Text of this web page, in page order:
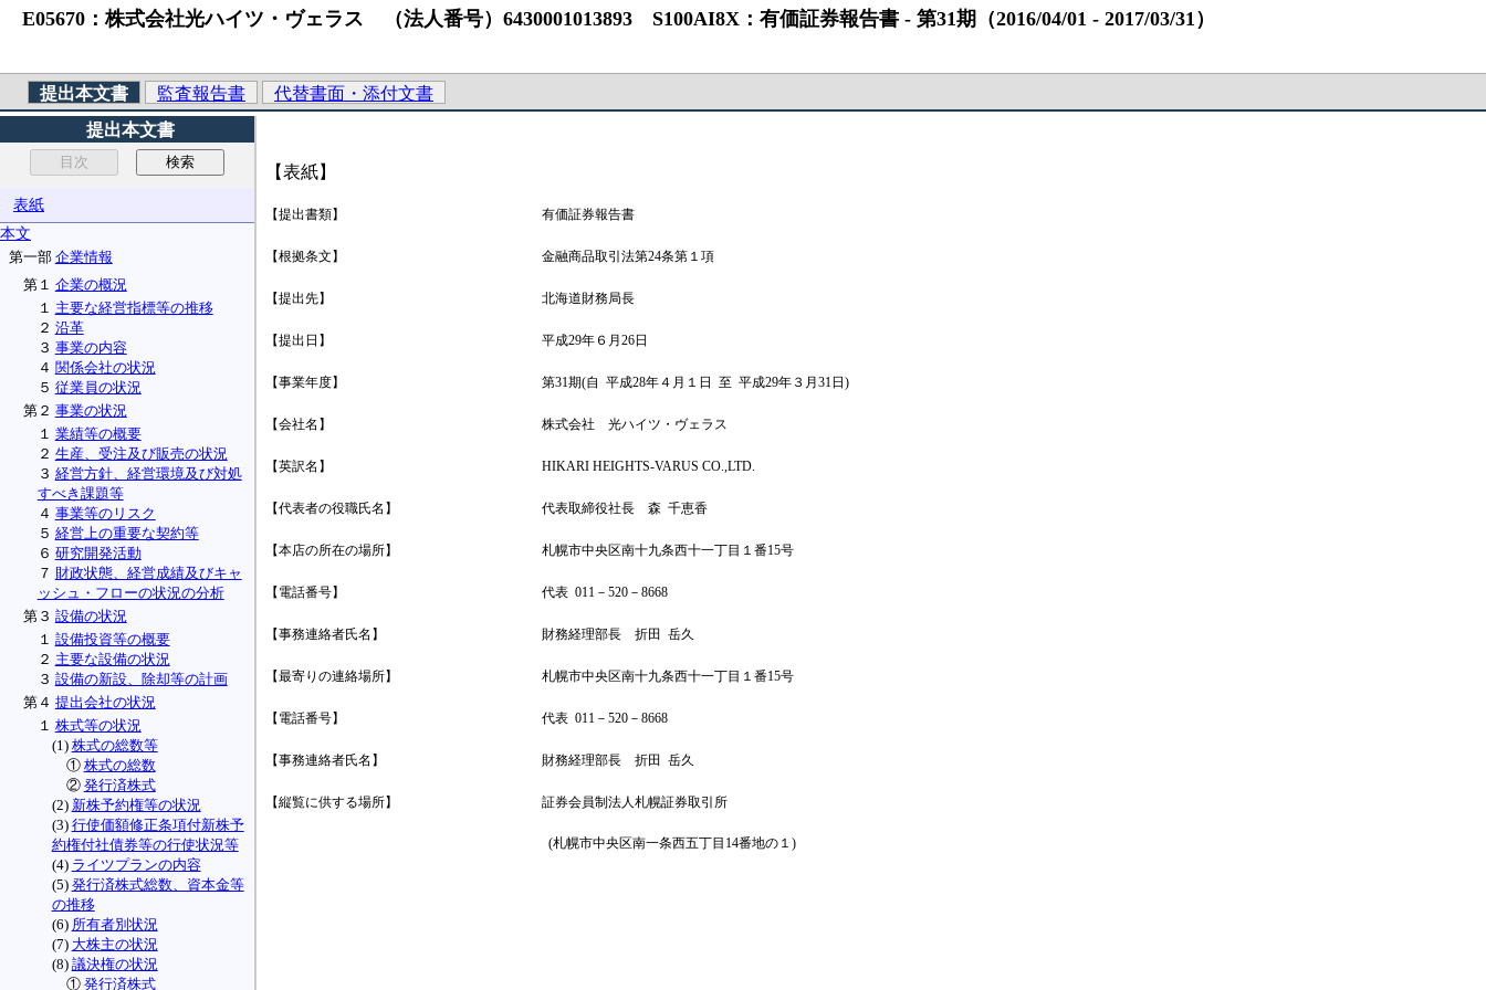
E05670：株式会社光ハイツ・ヴェラス （法人番号）6430001013893 S100AI8X：有価証券報告書 ‐ 第31期（2016/04/01 ‐ 2017/03/31）
提出本文書 監査報告書
代替書面・添付文書
提出本文書